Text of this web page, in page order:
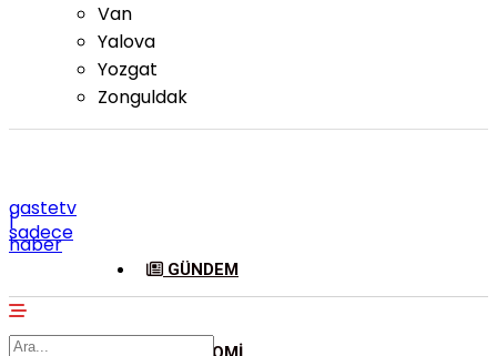
Van
Yalova
Yozgat
Zonguldak
gastetv
|
sadece
haber
GÜNDEM